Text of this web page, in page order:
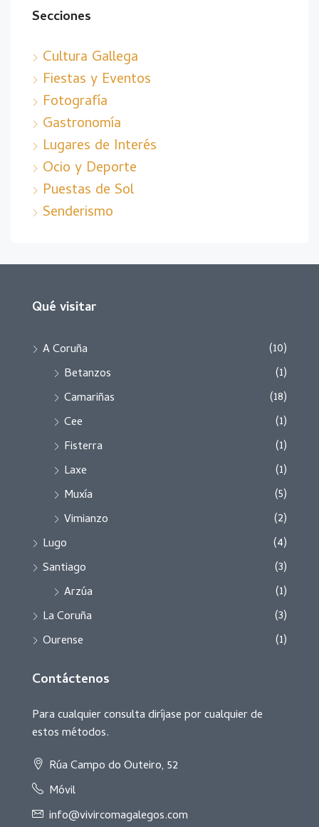
Secciones
Cultura Gallega
Fiestas y Eventos
Fotografía
Gastronomía
Lugares de Interés
Ocio y Deporte
Puestas de Sol
Senderismo
Qué visitar
A Coruña
(10)
Betanzos
(1)
Camariñas
(18)
Cee
(1)
Fisterra
(1)
Laxe
(1)
Muxía
(5)
Vimianzo
(2)
Lugo
(4)
Santiago
(3)
Arzúa
(1)
La Coruña
(3)
Ourense
(1)
Contáctenos
Para cualquier consulta diríjase por cualquier de
estos métodos.
Rúa Campo do Outeiro, 52
Móvil
info@vivircomagalegos.com